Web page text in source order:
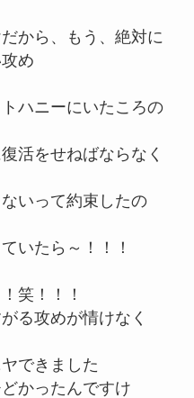
から、もう、絶対に
め
ハニーにいたころの
活をせねばならなく
いって約束したの
いたら～！！！
笑！！！
る攻めが情けなく
できました
かったんですけ